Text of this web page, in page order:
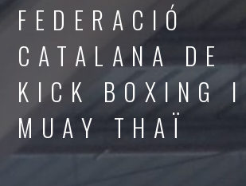
FEDERACIÓ
CATALANA DE
KICK BOXING I
MUAY THAÏ